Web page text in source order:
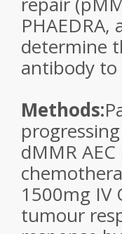
determine
antibody to
Methods:
dMMR
1500mg IV
tumour